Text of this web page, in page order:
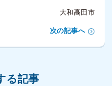
大和高田市
次の記事へ
る記事